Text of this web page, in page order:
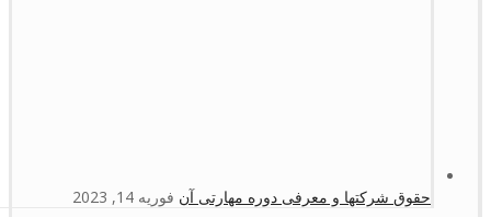
حقوق شرکتها و معرفی دوره مهارتی آن فوریه 14, 2023